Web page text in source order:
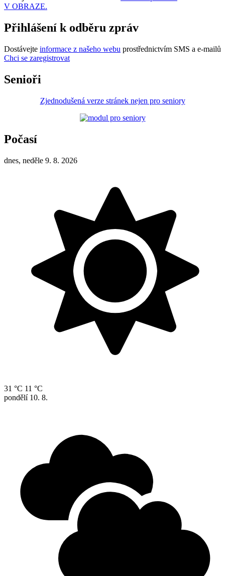
V OBRAZE.
Přihlášení k odběru zpráv
Dostávejte informace z našeho webu prostřednictvím SMS a e-mailů
Chci se zaregistrovat
Senioři
Zjednodušená verze stránek nejen pro seniory
Počasí
dnes, neděle 9. 8. 2026
31 °C 11 °C
pondělí 10. 8.